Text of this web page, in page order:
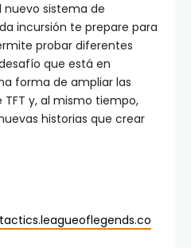
sistema de
incursión te prepare para
probar diferentes
que está en
forma de ampliar las
y, al mismo tiempo,
historias que crear